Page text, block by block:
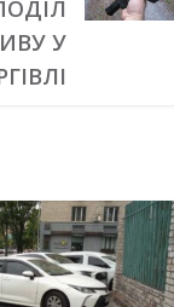
У